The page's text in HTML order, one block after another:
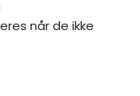
når de ikke